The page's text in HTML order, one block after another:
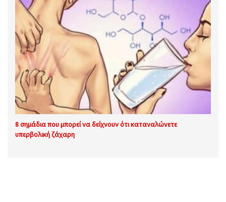
8 σημάδια που μπορεί να δείχνουν ότι καταναλώνετε
υπερβολική ζάχαρη